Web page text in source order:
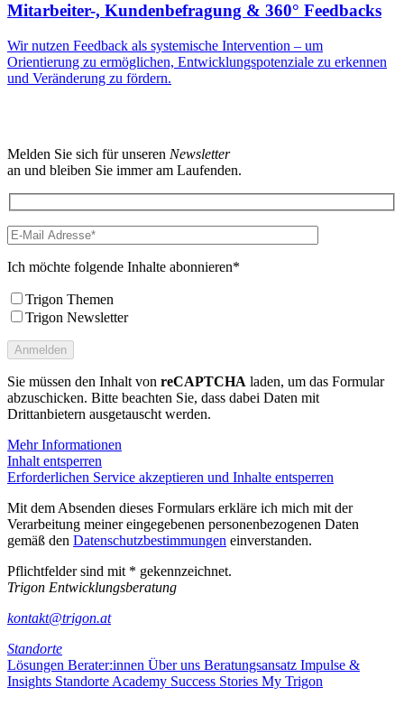
Mitarbeiter-, Kundenbefragung & 360° Feedbacks
Wir nutzen Feedback als systemische Intervention – um
Orientierung zu ermöglichen, Entwicklungspotenziale zu erkennen
und Veränderung zu fördern.
Melden Sie sich für unseren Newsletter
an und bleiben Sie immer am Laufenden.
Ich möchte folgende Inhalte abonnieren*
Trigon Themen
Trigon Newsletter
Sie müssen den Inhalt von reCAPTCHA laden, um das Formular
abzuschicken. Bitte beachten Sie, dass dabei Daten mit
Drittanbietern ausgetauscht werden.
Mehr Informationen
Inhalt entsperren
Erforderlichen Service akzeptieren und Inhalte entsperren
Mit dem Absenden dieses Formulars erkläre ich mich mit der
Verarbeitung meiner eingegebenen personenbezogenen Daten
gemäß den Datenschutzbestimmungen einverstanden.
Pflichtfelder sind mit * gekennzeichnet.
Trigon Entwicklungsberatung
kontakt@trigon.at
Standorte
Lösungen Berater:innen Über uns Beratungsansatz Impulse &
Insights Standorte Academy Success Stories My Trigon